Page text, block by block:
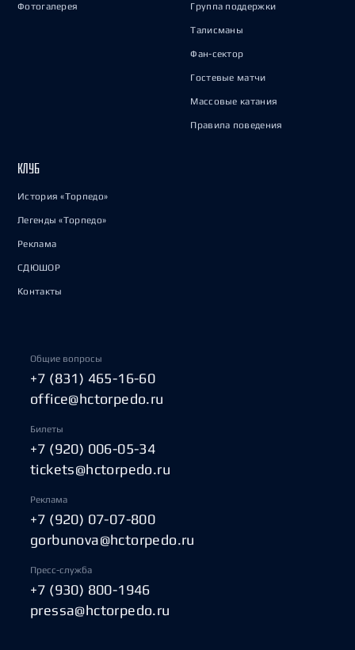
Фотогалерея Группа поддержки
Талисманы
Фан-сектор
Гостевые матчи
Массовые катания
Правила поведения
КЛУБ
История «Торпедо»
Легенды «Торпедо»
Реклама
СДЮШОР
Контакты
Общие вопросы
+7 (831) 465-16-60
office@hctorpedo.ru
Билеты
+7 (920) 006-05-34
tickets@hctorpedo.ru
Реклама
+7 (920) 07-07-800
gorbunova@hctorpedo.ru
Пресс-служба
+7 (930) 800-1946
pressa@hctorpedo.ru